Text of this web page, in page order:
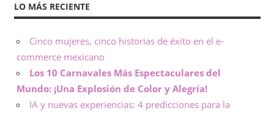
LO MÁS RECIENTE
Cinco mujeres, cinco historias de éxito en el e-
commerce mexicano
Los 10 Carnavales Más Espectaculares del
Mundo: ¡Una Explosión de Color y Alegría!
IA y nuevas experiencias: 4 predicciones para la